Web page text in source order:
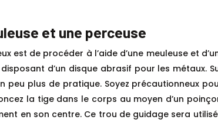
et une perceuse
est de procéder à l’aide d’une meuleuse et
d’un disque abrasif pour les métaux.
peu plus de pratique. Soyez précautionneux
la tige dans le corps au moyen d’un
en son centre. Ce trou de guidage sera